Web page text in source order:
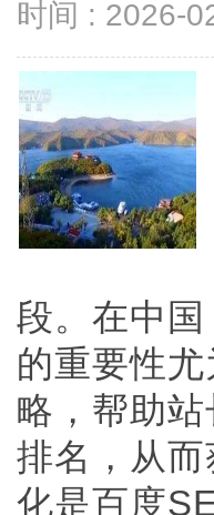
时间 : 2026-
段。在中
的重要性
略，帮助
排名，从
化是百度